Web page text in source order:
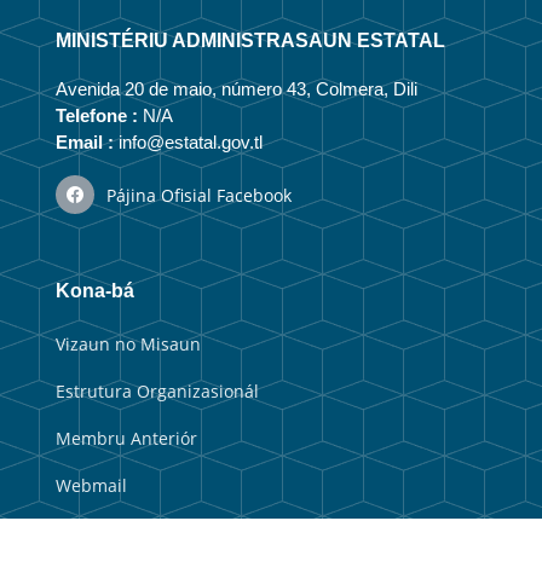
MINISTÉRIU ADMINISTRASAUN ESTATAL
Avenida 20 de maio, número 43, Colmera, Dili
Telefone : N/A
Email :info@estatal.gov.tl
Pájina Ofisial Facebook
Kona-bá
Vizaun no Misaun
Estrutura Organizasionál
Membru Anteriór
Webmail